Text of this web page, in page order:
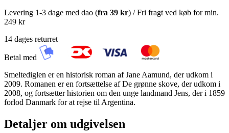
Levering 1-3 dage med dao (fra 39 kr) / Fri fragt ved køb for min.
249 kr
14 dages returret
Betal med
Smeltediglen er en historisk roman af Jane Aamund, der udkom i
2009. Romanen er en fortsættelse af De grønne skove, der udkom i
2008, og fortsætter historien om den unge landmand Jens, der i 1859
forlod Danmark for at rejse til Argentina.
Detaljer om udgivelsen